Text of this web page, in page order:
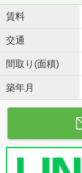
賃料
交通
間取り(面積)
築年月